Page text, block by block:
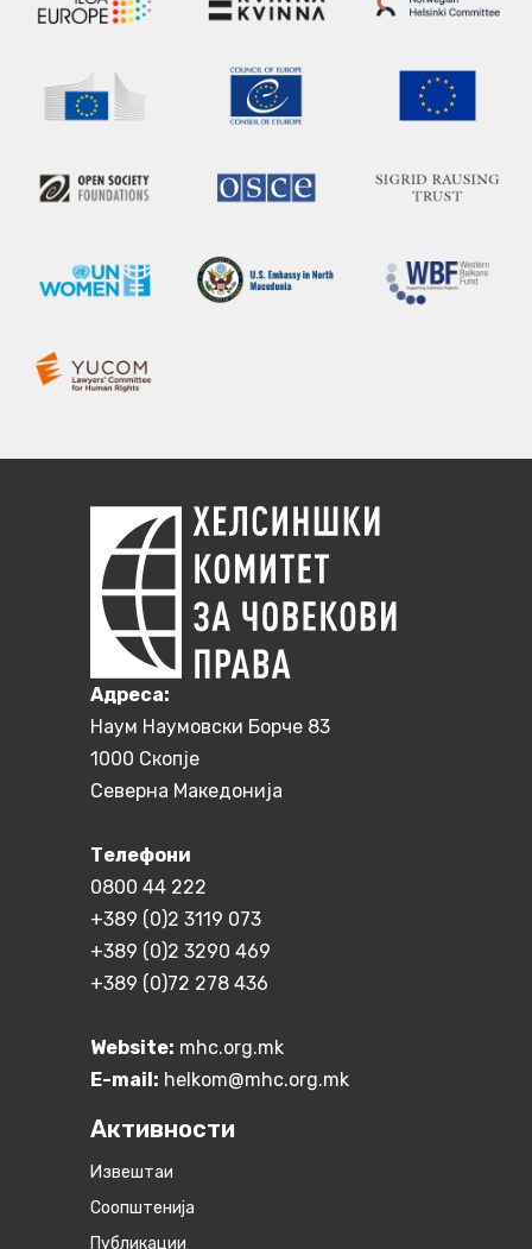
Aдреса:
Наум Наумовски Борче 83
1000 Скопје
Северна Македонија
Телефони
0800 44 222
+389 (0)2 3119 073
+389 (0)2 3290 469
+389 (0)72 278 436
Website: mhc.org.mk
E-mail: helkom@mhc.org.mk
Активности
Извештаи
Соопштенија
Публикации